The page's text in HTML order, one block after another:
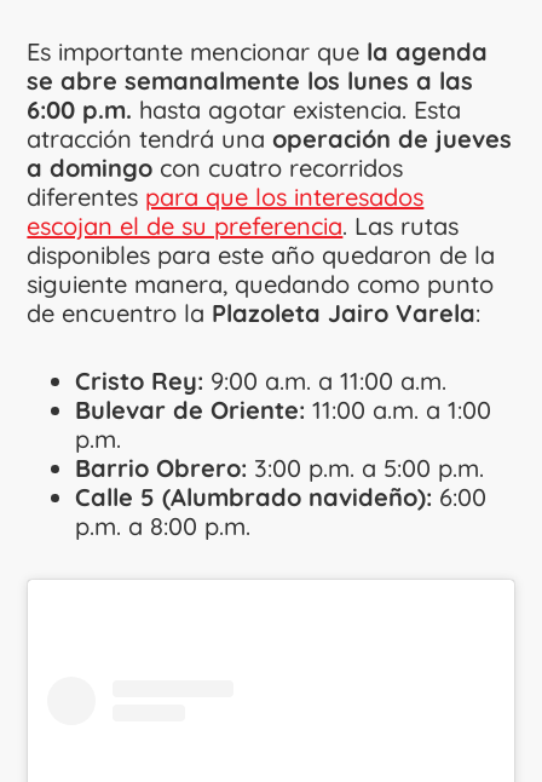
Es importante mencionar que la agenda
se abre semanalmente los lunes a las
6:00 p.m. hasta agotar existencia. Esta
atracción tendrá unaoperación de jueves
a domingo con cuatro recorridos
diferentes para que los interesados
escojan el de su preferencia. Las rutas
disponibles para este año quedaron de la
siguiente manera, quedando como punto
de encuentro la Plazoleta Jairo Varela:
Cristo Rey: 9:00 a.m. a 11:00 a.m.
Bulevar de Oriente: 11:00 a.m. a 1:00
p.m.
Barrio Obrero: 3:00 p.m. a 5:00 p.m.
Calle 5 (Alumbrado navideño): 6:00
p.m. a 8:00 p.m.